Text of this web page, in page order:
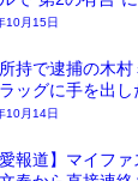
10月15日
持で逮捕の木村
ッグに手を出
10月14日
愛報道】マイフ